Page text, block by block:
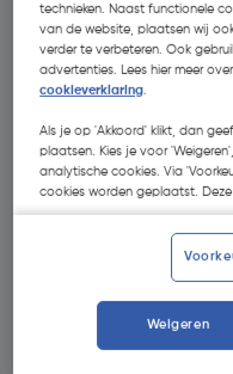
Promoties
GRATIS bitset
technieken. Naast functionele
van de website, plaatsen wij
verder te verbeteren. Ook
advertenties. Lees hier meer
cookieverklaring.
Als je op 'Akkoord' klikt, dan
plaatsen. Kies je voor
analytische cookies. Via
cookies worden geplaatst.
Weigeren